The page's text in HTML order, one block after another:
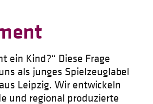
ein Kind?“ Diese Frage
als junges Spielzeuglabel
Leipzig. Wir entwickeln
und regional produzierte